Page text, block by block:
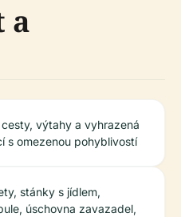
a
výtahy a vyhrazená
s omezenou pohyblivostí
stánky s jídlem,
úschovna zavazadel,